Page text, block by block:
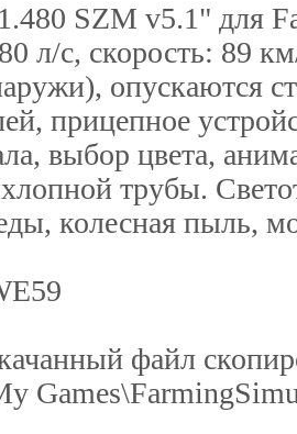
SZM v5.1" для
л/c, скорость: 89
опускаются
прицепное
выбор цвета,
трубы.
колесная пыль,
файл